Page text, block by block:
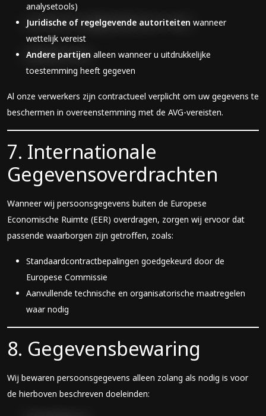
analysetools)
Juridische of regelgevende autoriteiten wanneer
wettelijk vereist
Andere partijen alleen wanneer u uitdrukkelijke
toestemming heeft gegeven
Al onze verwerkers zijn contractueel verplicht om uw gegevens te
beschermen in overeenstemming met de AVG-vereisten.
7. Internationale
Gegevensoverdrachten
Wanneer wij persoonsgegevens buiten de Europese
Economische Ruimte (EER) overdragen, zorgen wij ervoor dat
passende waarborgen zijn getroffen, zoals:
Standaardcontractbepalingen goedgekeurd door de
Europese Commissie
Aanvullende technische en organisatorische maatregelen
waar nodig
8. Gegevensbewaring
Wij bewaren persoonsgegevens alleen zolang als nodig is voor
de hierboven beschreven doeleinden: